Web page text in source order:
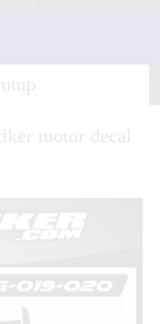
motor decal